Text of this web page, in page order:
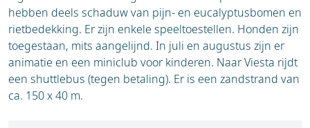
hebben deels schaduw van pijn- en eucalyptusbomen en
rietbedekking. Er zijn enkele speeltoestellen. Honden zijn
toegestaan, mits aangelijnd. In juli en augustus zijn er
animatie en een miniclub voor kinderen. Naar Viesta rijdt
een shuttlebus (tegen betaling). Er is een zandstrand van
ca. 150 x 40 m.